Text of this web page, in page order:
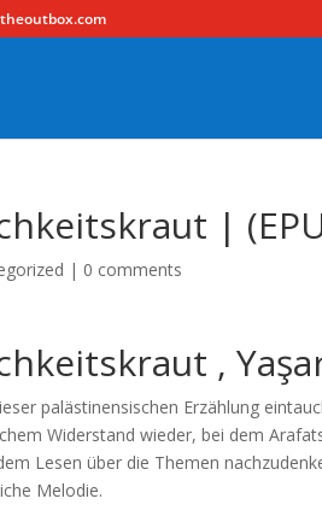
|
| 0 comments
,
palästinensischen Erzählung
Widerstand wieder, bei dem
Lesen über die Themen
Melodie.